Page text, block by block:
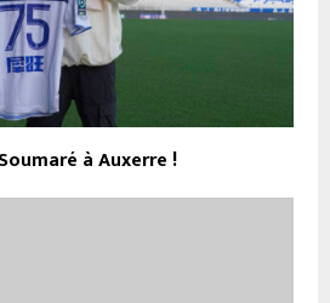
à Auxerre !